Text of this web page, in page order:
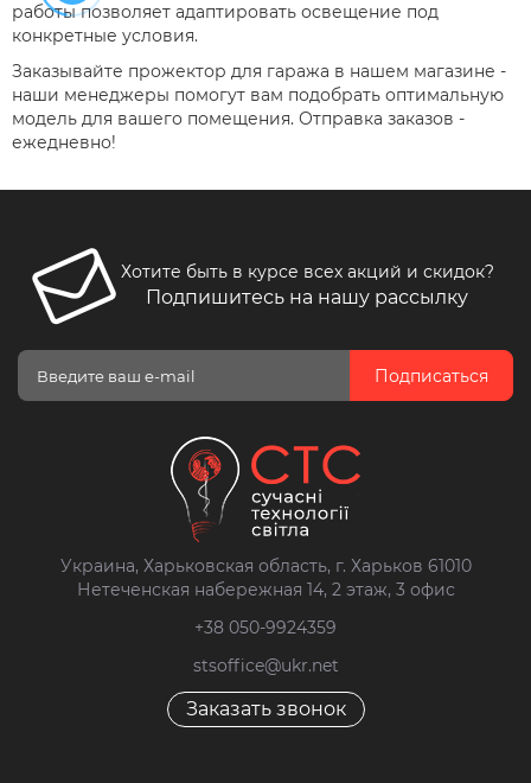
работы позволяет адаптировать освещение под
конкретные условия.
Заказывайте прожектор для гаража в нашем магазине -
наши менеджеры помогут вам подобрать оптимальную
модель для вашего помещения. Отправка заказов -
ежедневно!
Хотите быть в курсе всех акций и скидок?
Подпишитесь на нашу рассылку
Подписаться
Украина, Харьковская область, г. Харьков 61010
Нетеченская набережная 14, 2 этаж, 3 офис
+38 050-9924359
stsoffice@ukr.net
Заказать звонок